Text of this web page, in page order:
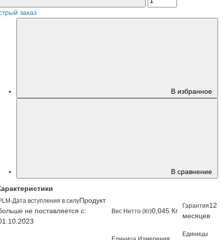
заказ
В избранное
В сравнение
Дата вступления в силуПродукт
не поставляется с:
Вес Нетто (Кг)0,045 Кг
Гарантия12
месяцев
Единицы